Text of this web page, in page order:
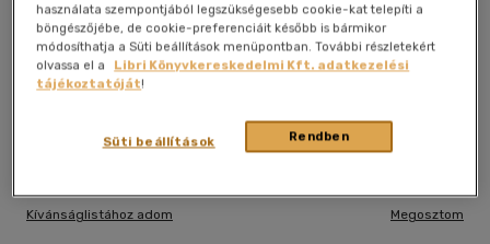
Kívánságlistához adom Megosztom
használata szempontjából legszükségesebb cookie-kat telepíti a
böngészőjébe, de cookie-preferenciáit később is bármikor
módosíthatja a Süti beállítások menüpontban. További részletekért
olvassa el a
Libri Könyvkereskedelmi Kft. adatkezelési
tájékoztatóját!
Rendben
Süti beállítások